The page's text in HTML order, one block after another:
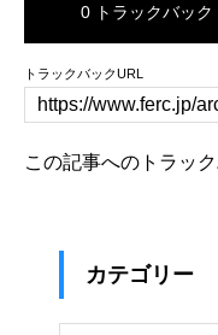
0 トラックバック
トラックバックURL
この記事へのトラッ
カテゴリー